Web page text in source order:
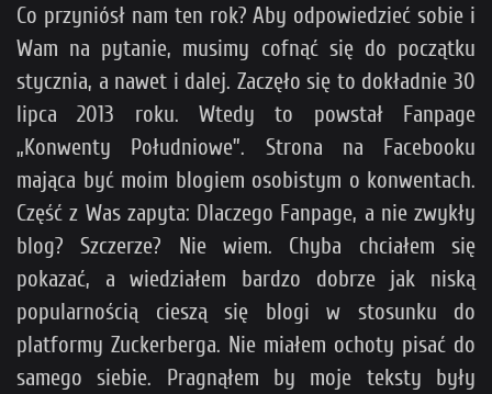
Co przyniósł nam ten rok? Aby odpowiedzieć sobie i
Wam na pytanie, musimy cofnąć się do początku
stycznia, a nawet i dalej. Zaczęło się to dokładnie 30
lipca 2013 roku. Wtedy to powstał Fanpage
„Konwenty Południowe”. Strona na Facebooku
mająca być moim blogiem osobistym o konwentach.
Część z Was zapyta: Dlaczego Fanpage, a nie zwykły
blog? Szczerze? Nie wiem. Chyba chciałem się
pokazać, a wiedziałem bardzo dobrze jak niską
popularnością cieszą się blogi w stosunku do
platformy Zuckerberga. Nie miałem ochoty pisać do
samego siebie. Pragnąłem by moje teksty były